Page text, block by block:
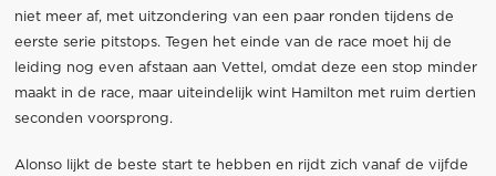
niet meer af, met uitzondering van een paar ronden tijdens de
eerste serie pitstops. Tegen het einde van de race moet hij de
leiding nog even afstaan aan Vettel, omdat deze een stop minder
maakt in de race, maar uiteindelijk wint Hamilton met ruim dertien
seconden voorsprong.
Alonso lijkt de beste start te hebben en rijdt zich vanaf de vijfde